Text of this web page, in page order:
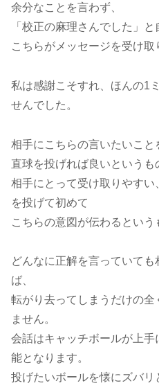
余分なことを言わず、
「校正の麻理さんでした」
こちらがメッセージを受け取
私は感謝こそすれ、ほんの1
せんでした。
相手にこちらの言いたいこと
直球を投げれば良いというも
相手にとって受け取りやす
を投げて初めて
こちらの意図が伝わるという
どんなに正解を言っていて
ば、
転がり去ってしまうだけの
ません。
会話はキャッチボールが上
能となります。
投げたいボールを懐にズバリ